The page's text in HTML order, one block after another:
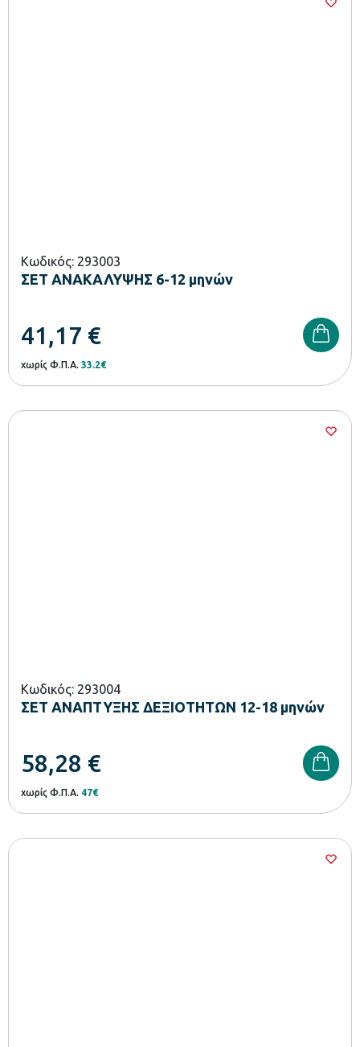
Κωδικός: 293003
ΣΕΤ ΑΝΑΚΑΛΥΨΗΣ 6-12 μηνών
41,17 €
χωρίς Φ.Π.Α. 33.2€
Κωδικός: 293004
ΣΕΤ ΑΝΑΠΤΥΞΗΣ ΔΕΞΙΟΤΗΤΩΝ 12-18 μηνών
58,28 €
χωρίς Φ.Π.Α. 47€